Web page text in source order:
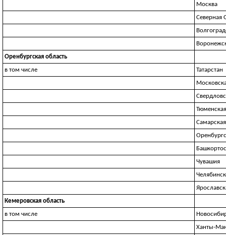
Москва
Северная
Оренбургская область
в том числе
Татарстан
Чувашия
Кемеровская область
в том числе
Ханты-